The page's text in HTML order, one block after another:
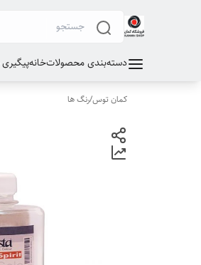
دسته‌بندی محصولاتخانه
کمان توس/رنگ ها